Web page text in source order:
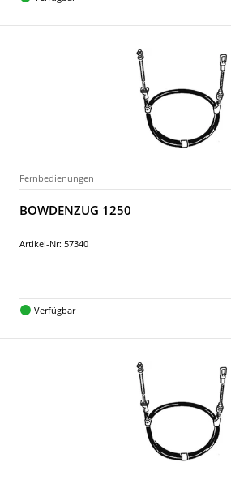
Fernbedienungen
BOWDENZUG 1250
Artikel-Nr: 57340
Verfügbar